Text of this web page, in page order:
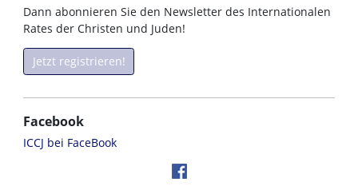
Dann abonnieren Sie den Newsletter des Internationalen
Rates der Christen und Juden!
Jetzt registrieren!
Facebook
ICCJ bei FaceBook